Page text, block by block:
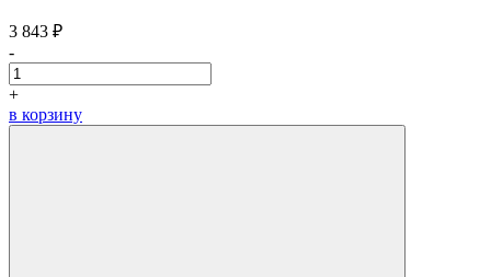
3 843 ₽
-
+
в корзину